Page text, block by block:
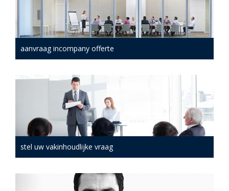
aanvraag incompany offerte
stel uw vakinhoudlijke vraag